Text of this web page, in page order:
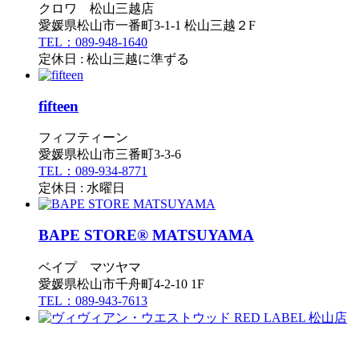
クロワ 松山三越店
愛媛県松山市一番町3-1-1 松山三越２F
TEL：089-948-1640
定休日 : 松山三越に準ずる
fifteen
フィフティーン
愛媛県松山市三番町3-3-6
TEL：089-934-8771
定休日 : 水曜日
BAPE STORE® MATSUYAMA
ベイプ マツヤマ
愛媛県松山市千舟町4-2-10 1F
TEL：089-943-7613